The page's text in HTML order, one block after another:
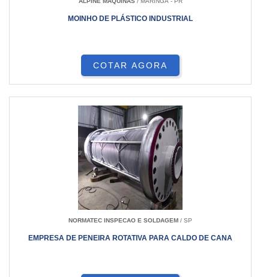
MOINHO DE PLÁSTICO INDUSTRIAL
COTAR AGORA
NORMATEC INSPECAO E SOLDAGEM / SP
EMPRESA DE PENEIRA ROTATIVA PARA CALDO DE CANA